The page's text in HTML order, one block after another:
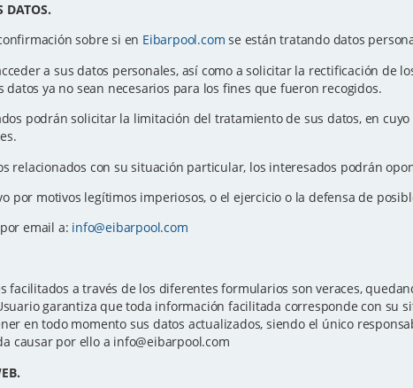
DATOS.
sobre si en Eibarpool.com se están tratando datos
a sus datos personales, así como a solicitar la rectificación de
ya no sean necesarios para los fines que fueron recogidos.
podrán solicitar la limitación del tratamiento de sus datos, en
relacionados con su situación particular, los interesados podrán
por motivos legítimos imperiosos, o el ejercicio o la defensa de
email a: info@eibarpool.com
facilitados a través de los diferentes formularios son veraces,
garantiza que toda información facilitada corresponde con su
en todo momento sus datos actualizados, siendo el único
causar por ello a info@eibarpool.com